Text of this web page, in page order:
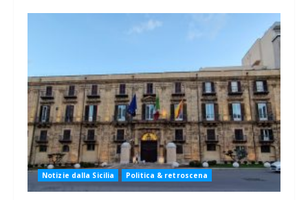
Notizie dalla Sicilia Politica & retroscena